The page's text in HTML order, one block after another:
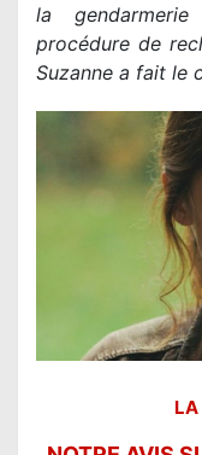
la gendarmerie
procédure de
Suzanne a fait le
LA